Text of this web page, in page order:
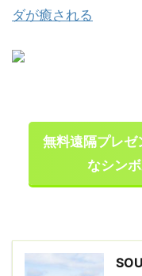
ダが癒される
無料遠隔プレゼ
なシン